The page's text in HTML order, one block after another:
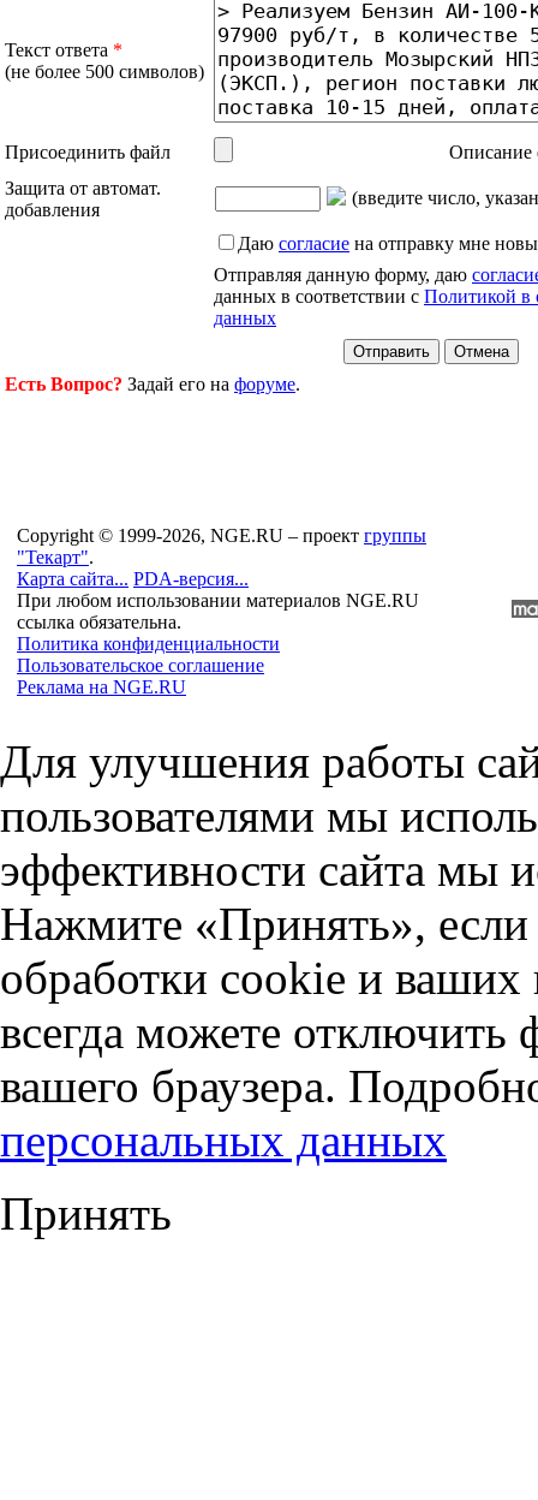
Текст ответа *
(не более 500 символов)
Присоединить файл
Описание
Защита от автомат.
добавления
(введите число,
Даю согласие на отправку мне
Отправляя данную форму, даю
данных в соответствии с Политикой в
данных
Есть Вопрос? Задай его на форуме.
Copyright © 1999-2026, NGE.RU – проект группы
"Текарт".
Карта сайта... PDA-версия...
При любом использовании материалов NGE.RU
ссылка обязательна.
Политика конфиденциальности
Пользовательское соглашение
Реклама на NGE.RU
Для улучшения работы
пользователями мы
эффективности сайта мы
Нажмите «Принять», если
обработки cookie и
всегда можете отключить
вашего браузера.
персональных данных
Принять